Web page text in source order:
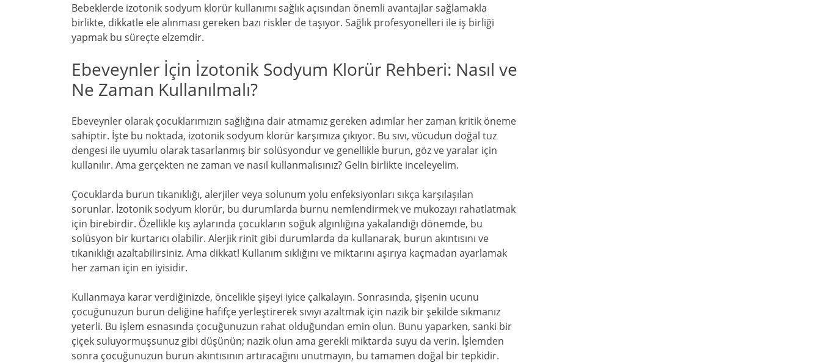
Bebeklerde izotonik sodyum klorür kullanımı sağlık açısından önemli avantajlar sağlamakla
birlikte, dikkatle ele alınması gereken bazı riskler de taşıyor. Sağlık profesyonelleri ile iş birliği
yapmak bu süreçte elzemdir.
Ebeveynler İçin İzotonik Sodyum Klorür Rehberi: Nasıl ve
Ne Zaman Kullanılmalı?
Ebeveynler olarak çocuklarımızın sağlığına dair atmamız gereken adımlar her zaman kritik öneme
sahiptir. İşte bu noktada, izotonik sodyum klorür karşımıza çıkıyor. Bu sıvı, vücudun doğal tuz
dengesi ile uyumlu olarak tasarlanmış bir solüsyondur ve genellikle burun, göz ve yaralar için
kullanılır. Ama gerçekten ne zaman ve nasıl kullanmalısınız? Gelin birlikte inceleyelim.
Çocuklarda burun tıkanıklığı, alerjiler veya solunum yolu enfeksiyonları sıkça karşılaşılan
sorunlar. İzotonik sodyum klorür, bu durumlarda burnu nemlendirmek ve mukozayı rahatlatmak
için birebirdir. Özellikle kış aylarında çocukların soğuk algınlığına yakalandığı dönemde, bu
solüsyon bir kurtarıcı olabilir. Alerjik rinit gibi durumlarda da kullanarak, burun akıntısını ve
tıkanıklığı azaltabilirsiniz. Ama dikkat! Kullanım sıklığını ve miktarını aşırıya kaçmadan ayarlamak
her zaman için en iyisidir.
Kullanmaya karar verdiğinizde, öncelikle şişeyi iyice çalkalayın. Sonrasında, şişenin ucunu
çocuğunuzun burun deliğine hafifçe yerleştirerek sıvıyı azaltmak için nazik bir şekilde sıkmanız
yeterli. Bu işlem esnasında çocuğunuzun rahat olduğundan emin olun. Bunu yaparken, sanki bir
çiçek suluyormuşsunuz gibi düşünün; nazik olun ama gerekli miktarda suyu da verin. İşlemden
sonra çocuğunuzun burun akıntısının artıracağını unutmayın, bu tamamen doğal bir tepkidir.